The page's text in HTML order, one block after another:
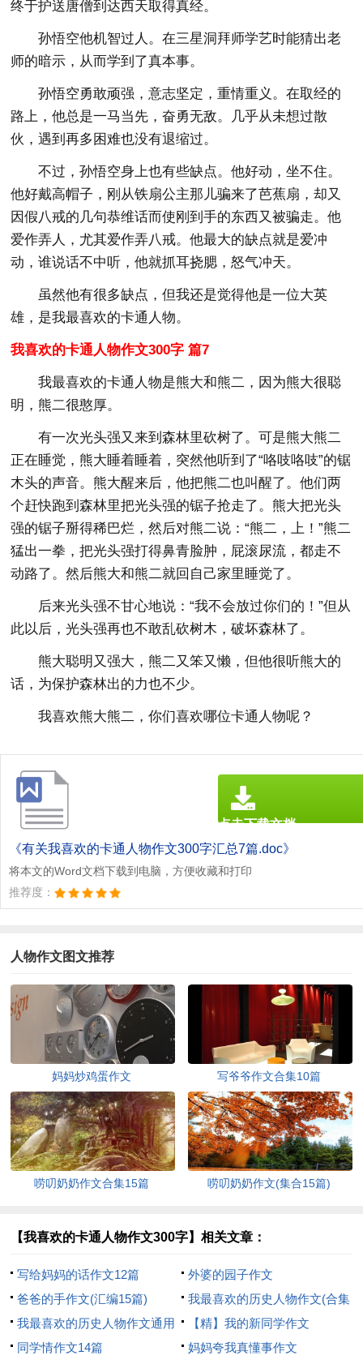
终于护送唐僧到达西天取得真经。
孙悟空他机智过人。在三星洞拜师学艺时能猜出老
师的暗示，从而学到了真本事。
孙悟空勇敢顽强，意志坚定，重情重义。在取经的
路上，他总是一马当先，奋勇无敌。几乎从未想过散
伙，遇到再多困难也没有退缩过。
不过，孙悟空身上也有些缺点。他好动，坐不住。
他好戴高帽子，刚从铁扇公主那儿骗来了芭蕉扇，却又
因假八戒的几句恭维话而使刚到手的东西又被骗走。他
爱作弄人，尤其爱作弄八戒。他最大的缺点就是爱冲
动，谁说话不中听，他就抓耳挠腮，怒气冲天。
虽然他有很多缺点，但我还是觉得他是一位大英
雄，是我最喜欢的卡通人物。
我喜欢的卡通人物作文300字 篇7
我最喜欢的卡通人物是熊大和熊二，因为熊大很聪
明，熊二很憨厚。
有一次光头强又来到森林里砍树了。可是熊大熊二
正在睡觉，熊大睡着睡着，突然他听到了“咯吱咯吱”的锯
木头的声音。熊大醒来后，他把熊二也叫醒了。他们两
个赶快跑到森林里把光头强的锯子抢走了。熊大把光头
强的锯子掰得稀巴烂，然后对熊二说：“熊二，上！”熊二
猛出一拳，把光头强打得鼻青脸肿，屁滚尿流，都走不
动路了。然后熊大和熊二就回自己家里睡觉了。
后来光头强不甘心地说：“我不会放过你们的！”但从
此以后，光头强再也不敢乱砍树木，破坏森林了。
熊大聪明又强大，熊二又笨又懒，但他很听熊大的
话，为保护森林出的力也不少。
我喜欢熊大熊二，你们喜欢哪位卡通人物呢？
《有关我喜欢的卡通人物作文300字汇总7篇.doc》
将本文的Word文档下载到电脑，方便收藏和打印
推荐度：
点击下载文档
文档为doc格式
人物作文图文推荐
妈妈炒鸡蛋作文 写爷爷作文合集10篇
唠叨奶奶作文合集15篇 唠叨奶奶作文(集合15篇)
【我喜欢的卡通人物作文300字】相关文章：
写给妈妈的话作文12篇
外婆的园子作文
爸爸的手作文(汇编15篇)
我最喜欢的历史人物作文(合集
15篇)
我最喜欢的历史人物作文通用
15篇
【精】我的新同学作文
同学情作文14篇
妈妈夸我真懂事作文